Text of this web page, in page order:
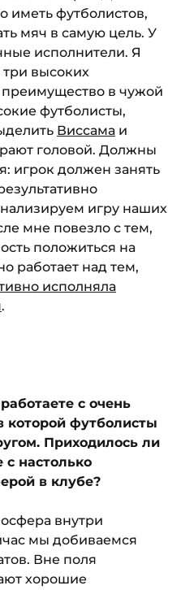
иметь футболистов,
мяч в самую цель. У
исполнители. Я
три высоких
преимущество в чужой
футболисты,
Виссама и
головой. Должны
игрок должен занять
игру наших
мне повезло с тем,
положиться на
работает над тем,
исполняла
.
с очень
которой футболисты
Приходилось ли
с настолько
в клубе?
внутри
мы добиваемся
Вне поля
хорошие